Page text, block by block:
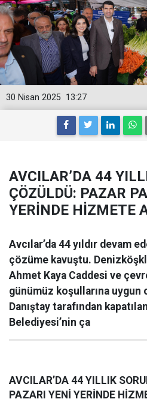
13:27
30 Nisan 2025
AVCILAR’DA 44
ÇÖZÜLDÜ: PAZAR
YERİNDE HİZMETE
Avcılar’da 44 yıldır devam
çözüme kavuştu.
Ahmet Kaya Caddesi ve
günümüz koşullarına uygun
Danıştay tarafından
Belediyesi’nin ça
AVCILAR’DA 44 YILLIK
PAZARI YENİ YERİNDE